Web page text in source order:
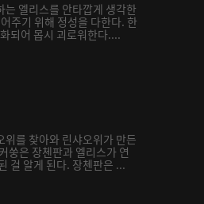
는 엘리스를 안타깝게 생각한
주기 위해 정성을 다한다. 한
되어 몹시 괴로워한다....
를 찾아와 린샤오위가 만든
쑹은 장첸판과 엘리스가 연
걸 알게 된다. 장첸판은 ...